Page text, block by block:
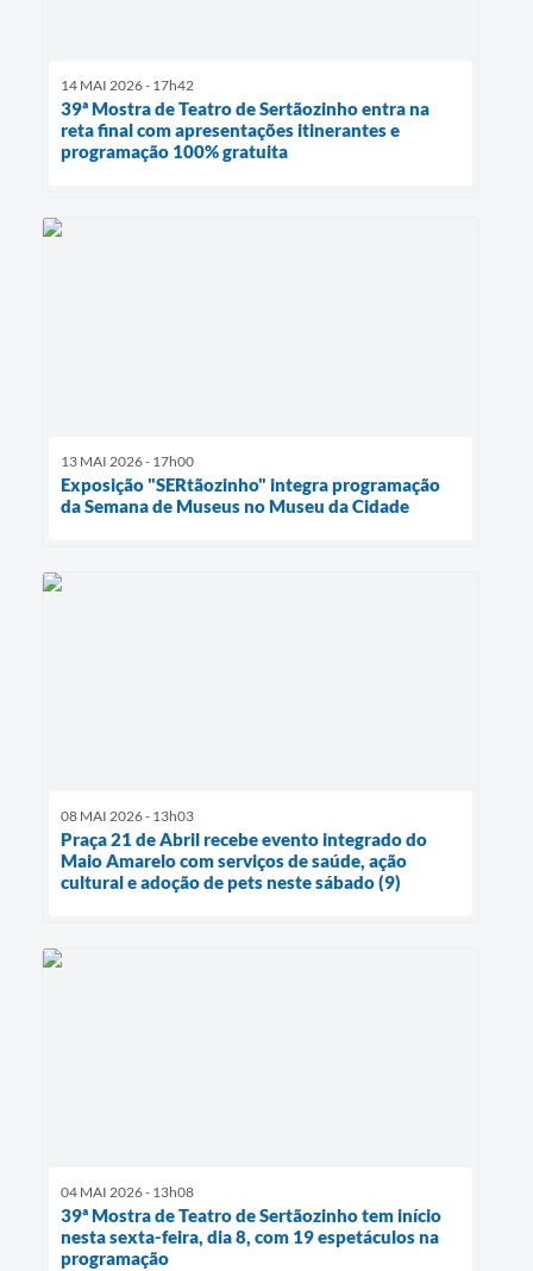
14 MAI 2026 - 17h42
39ª Mostra de Teatro de Sertãozinho entra na
reta final com apresentações itinerantes e
programação 100% gratuita
13 MAI 2026 - 17h00
Exposição "SERtãozinho" integra programação
da Semana de Museus no Museu da Cidade
08 MAI 2026 - 13h03
Praça 21 de Abril recebe evento integrado do
Maio Amarelo com serviços de saúde, ação
cultural e adoção de pets neste sábado (9)
04 MAI 2026 - 13h08
39ª Mostra de Teatro de Sertãozinho tem início
nesta sexta-feira, dia 8, com 19 espetáculos na
programação